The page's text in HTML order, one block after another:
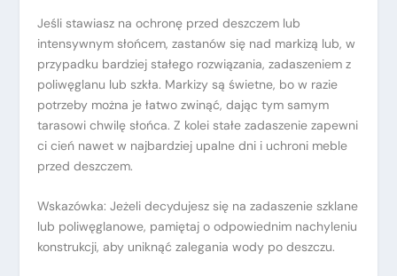
Jeśli stawiasz na ochronę przed deszczem lub
intensywnym słońcem, zastanów się nad markizą lub, w
przypadku bardziej stałego rozwiązania, zadaszeniem z
poliwęglanu lub szkła. Markizy są świetne, bo w razie
potrzeby można je łatwo zwinąć, dając tym samym
tarasowi chwilę słońca. Z kolei stałe zadaszenie zapewni
ci cień nawet w najbardziej upalne dni i uchroni meble
przed deszczem.
Wskazówka: Jeżeli decydujesz się na zadaszenie szklane
lub poliwęglanowe, pamiętaj o odpowiednim nachyleniu
konstrukcji, aby uniknąć zalegania wody po deszczu.